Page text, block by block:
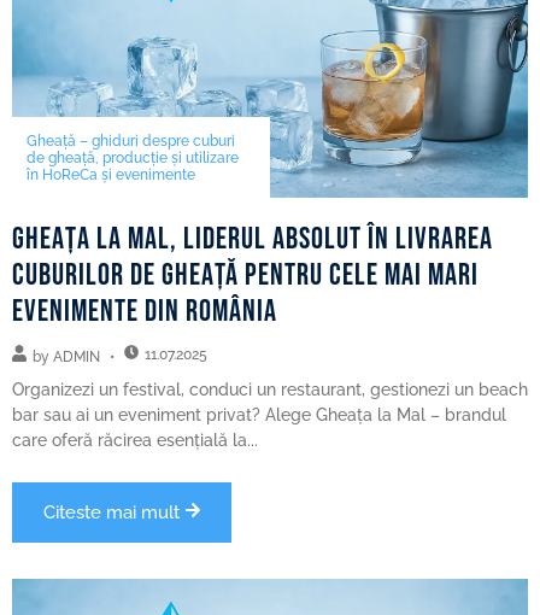
Gheață – ghiduri despre cuburi
de gheață, producție și utilizare
în HoReCa și evenimente
Gheața la mal, liderul absolut în livrarea
cuburilor de gheață pentru cele mai mari
evenimente din România
by ADMIN 11.07.2025
Organizezi un festival, conduci un restaurant, gestionezi un beach
bar sau ai un eveniment privat? Alege Gheața la Mal – brandul
care oferă răcirea esențială la...
Citeste mai mult